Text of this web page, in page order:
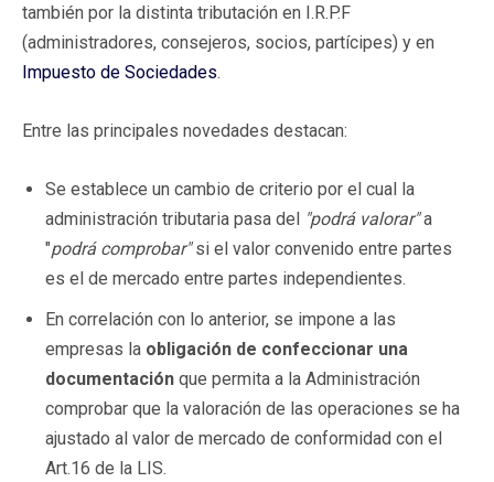
también por la distinta tributación en I.R.P.F
(administradores, consejeros, socios, partícipes) y en
Impuesto de Sociedades.
Entre las principales novedades destacan:
Se establece un cambio de criterio por el cual la
administración tributaria pasa del "podrá valorar"a
"podrá comprobar"si el valor convenido entre partes
es el de mercado entre partes independientes.
En correlación con lo anterior, se impone a las
empresas la obligación de confeccionar una
documentación que permita a la Administración
comprobar que la valoración de las operaciones se ha
ajustado al valor de mercado de conformidad con el
Art.16 de la LIS.